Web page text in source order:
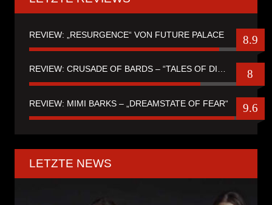
REVIEW: „RESURGENCE“ VON FUTURE PALACE 8.9
REVIEW: CRUSADE OF BARDS – “TALES OF DISTANT WORLDS“ 8
REVIEW: MIMI BARKS – „DREAMSTATE OF FEAR“ 9.6
LETZTE NEWS